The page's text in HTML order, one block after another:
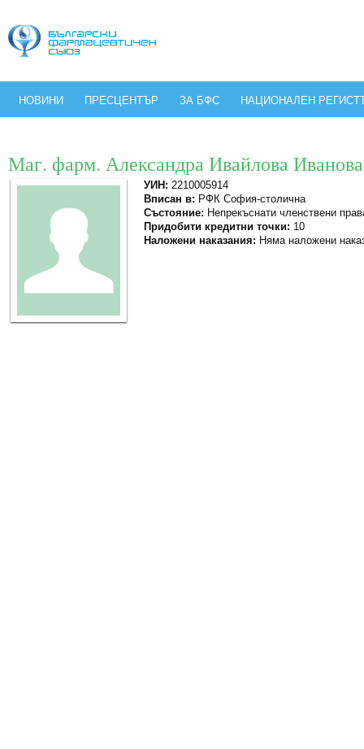
НОВИНИ ПРЕСЦЕНТЪР ЗА БФС НАЦИОНАЛЕН
Маг. фарм. Александра Ивайлова Иванова
УИН: 2210005914
Вписан в: РФК София-столична
Състояние: Непрекъснати членствени
Придобити кредитни точки: 10
Наложени наказания: Няма наложени